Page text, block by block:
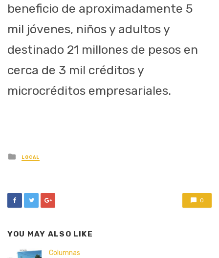
beneficio de aproximadamente 5
mil jóvenes, niños y adultos y
destinado 21 millones de pesos en
cerca de 3 mil créditos y
microcréditos empresariales.
Posted
in
LOCAL
0
YOU MAY ALSO LIKE
Columnas